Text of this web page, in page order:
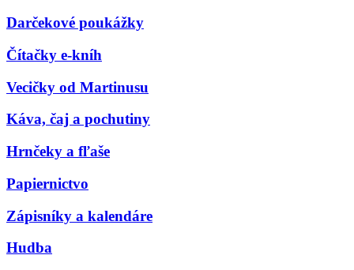
Darčekové poukážky
Čítačky e-kníh
Vecičky od Martinusu
Káva, čaj a pochutiny
Hrnčeky a fľaše
Papiernictvo
Zápisníky a kalendáre
Hudba